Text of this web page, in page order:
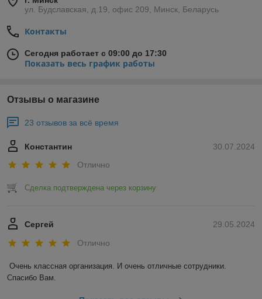
ул. Будславская, д.19, офис 209, Минск, Беларусь
Контакты
Сегодня работает с 09:00 до 17:30
Показать весь график работы
Отзывы о магазине
23 отзывов за всё время
30.07.2024
Константин
Отлично
Сделка подтверждена через корзину
29.05.2024
Сергей
Отлично
Очень классная организация. И очень отличные сотрудники.
Спасибо Вам.